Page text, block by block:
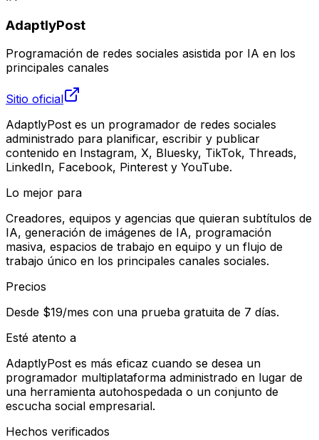
AdaptlyPost
Programación de redes sociales asistida por IA en los
principales canales
Sitio oficial
AdaptlyPost es un programador de redes sociales
administrado para planificar, escribir y publicar
contenido en Instagram, X, Bluesky, TikTok, Threads,
LinkedIn, Facebook, Pinterest y YouTube.
Lo mejor para
Creadores, equipos y agencias que quieran subtítulos de
IA, generación de imágenes de IA, programación
masiva, espacios de trabajo en equipo y un flujo de
trabajo único en los principales canales sociales.
Precios
Desde $19/mes con una prueba gratuita de 7 días.
Esté atento a
AdaptlyPost es más eficaz cuando se desea un
programador multiplataforma administrado en lugar de
una herramienta autohospedada o un conjunto de
escucha social empresarial.
Hechos verificados